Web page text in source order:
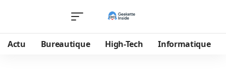
Actu Bureautique High-Tech Informatique